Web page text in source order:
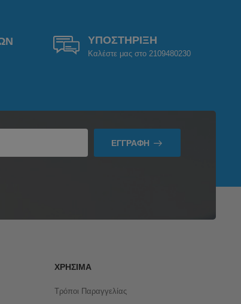
ΥΠΟΣΤΗΡΙΞΗ
Καλέστε μας στο 2109480230
ΕΓΓΡΑΦΉ
ΧΡΉΣΙΜΑ
Τρόποι Παραγγελίας